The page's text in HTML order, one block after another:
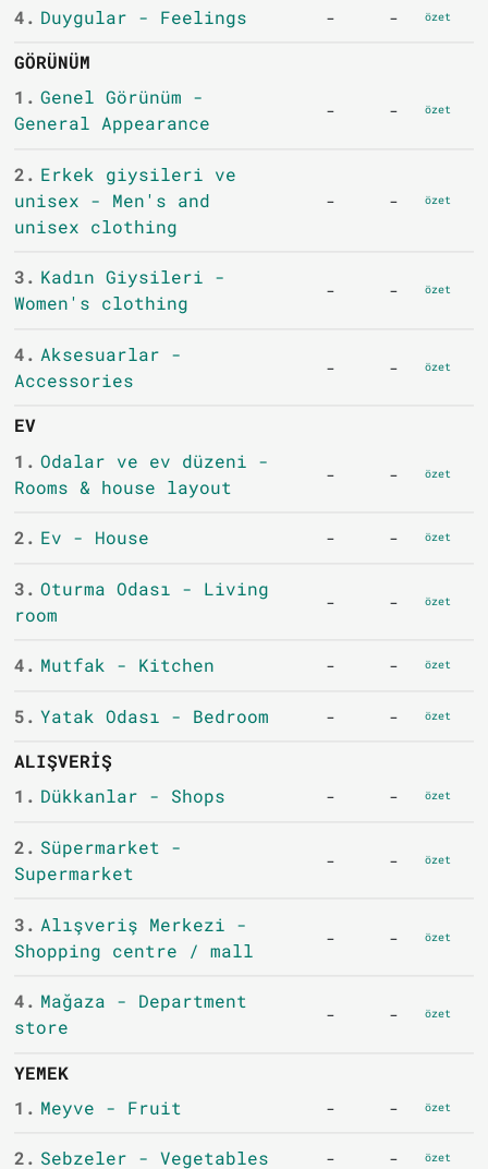
4. Duygular - Feelings - - özet
GÖRÜNÜM
1. Genel Görünüm -
General Appearance
- - özet
2. Erkek giysileri ve
unisex - Men's and
unisex clothing
- - özet
3. Kadın Giysileri -
Women's clothing
- - özet
4. Aksesuarlar -
Accessories
- - özet
EV
1. Odalar ve ev düzeni -
Rooms & house layout
- - özet
2. Ev - House - - özet
3. Oturma Odası - Living
room
- - özet
4. Mutfak - Kitchen - - özet
5. Yatak Odası - Bedroom - - özet
ALIŞVERIŞ
1. Dükkanlar - Shops - - özet
2. Süpermarket -
Supermarket
- - özet
3. Alışveriş Merkezi -
Shopping centre / mall
- - özet
4. Mağaza - Department
store
- - özet
YEMEK
1. Meyve - Fruit - - özet
2. Sebzeler - Vegetables - - özet